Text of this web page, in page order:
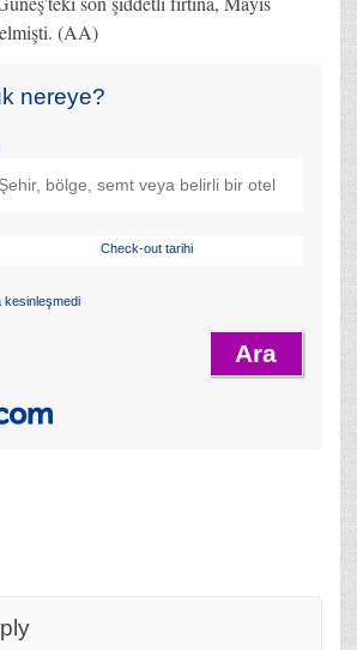
(AA)
nereye?
Check-out tarihi
kesinleşmedi